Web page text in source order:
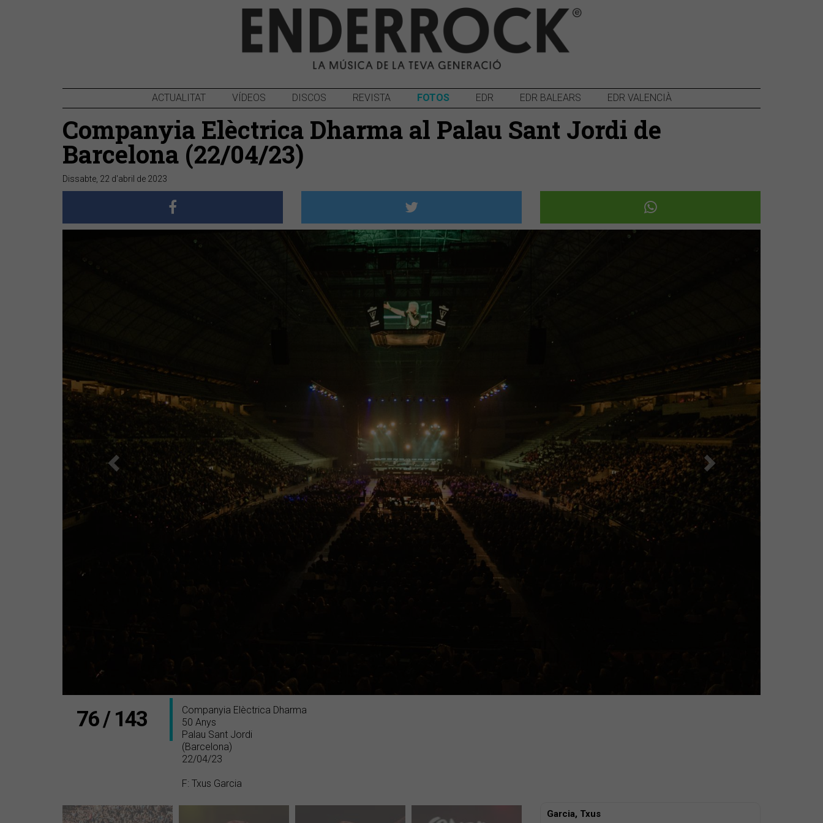
ACTUALITAT VÍDEOS DISCOS REVISTA FOTOS EDR EDR BALEARS EDR VALENCIÀ
Companyia Elèctrica Dharma al Palau Sant Jordi de
Barcelona (22/04/23)
Dissabte, 22 d'abril de 2023
76 / 143
Companyia Elèctrica Dharma
50 Anys
Palau Sant Jordi
(Barcelona)
22/04/23
F: Txus Garcia
Garcia, Txus